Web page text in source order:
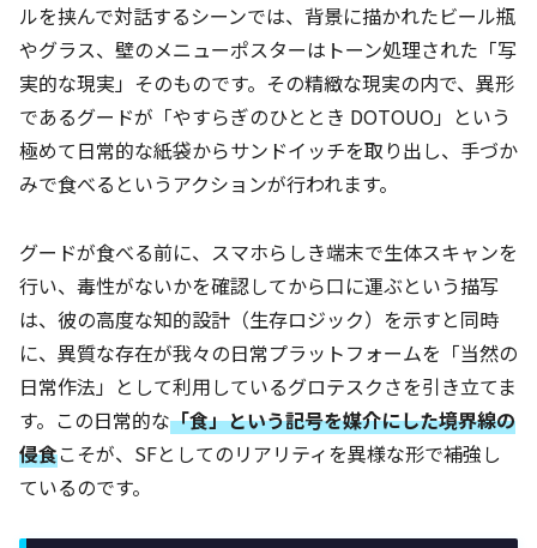
ルを挟んで対話するシーンでは、背景に描かれたビール瓶
やグラス、壁のメニューポスターはトーン処理された「写
実的な現実」そのものです。その精緻な現実の内で、異形
であるグードが「やすらぎのひととき DOTOUO」という
極めて日常的な紙袋からサンドイッチを取り出し、手づか
みで食べるというアクションが行われます。
グードが食べる前に、スマホらしき端末で生体スキャンを
行い、毒性がないかを確認してから口に運ぶという描写
は、彼の高度な知的設計（生存ロジック）を示すと同時
に、異質な存在が我々の日常プラットフォームを「当然の
日常作法」として利用しているグロテスクさを引き立てま
す。この日常的な「食」という記号を媒介にした境界線の
侵食こそが、SFとしてのリアリティを異様な形で補強し
ているのです。